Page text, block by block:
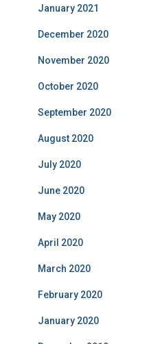
January 2021
December 2020
November 2020
October 2020
September 2020
August 2020
July 2020
June 2020
May 2020
April 2020
March 2020
February 2020
January 2020